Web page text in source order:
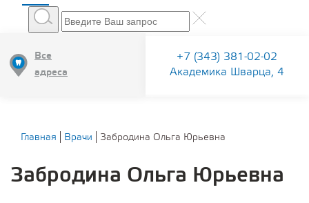
Все
адреса
+7 (343) 381-02-02
Академика Шварца, 4
Главная Врачи Забродина Ольга Юрьевна
Забродина Ольга Юрьевна